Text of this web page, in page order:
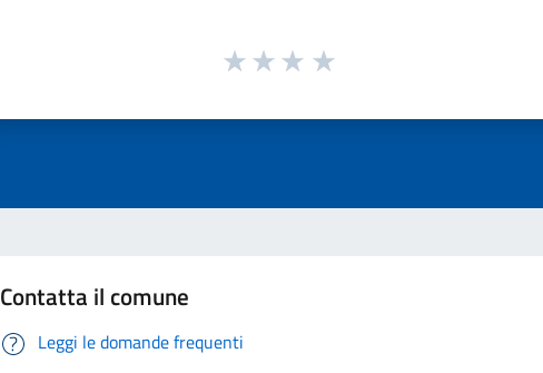
Contatta il comune
Leggi le domande frequenti